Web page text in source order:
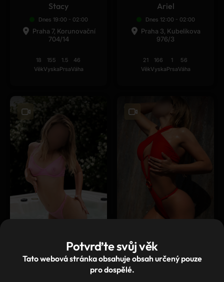
Stacy
Dnes 19:00 - 02:00
Praha 7, Korunovační
704/14
18
Věk
155
Vyska
1.5
Prsa
46
Váha
Ariel
Dnes 12:00 - 02:00
Praha 3, Kubelikova
976/3
21
Věk
166
Vyska
1
Prsa
56
Váha
★(5) ★★★
Potvrďte svůj věk
Tato webová stránka obsahuje obsah určený pouze
pro dospělé.